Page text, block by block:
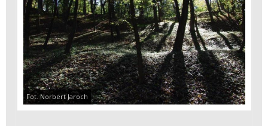
Fot. Norbert Jaroch